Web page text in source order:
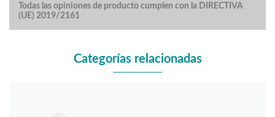
Todas las opiniones de producto cumplen con la DIRECTIVA
(UE) 2019/2161
Categorías relacionadas